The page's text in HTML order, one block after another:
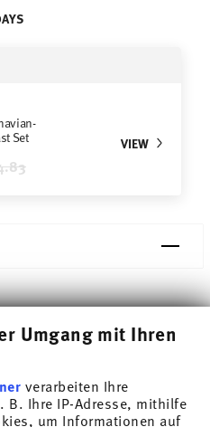
Umgang mit Ihren
verarbeiten Ihre
B. Ihre IP-Adresse, mithilfe
um Informationen auf
Set
reduced from
to
VIEW
cm, Porcelain
as one of the
everyday use. Trend